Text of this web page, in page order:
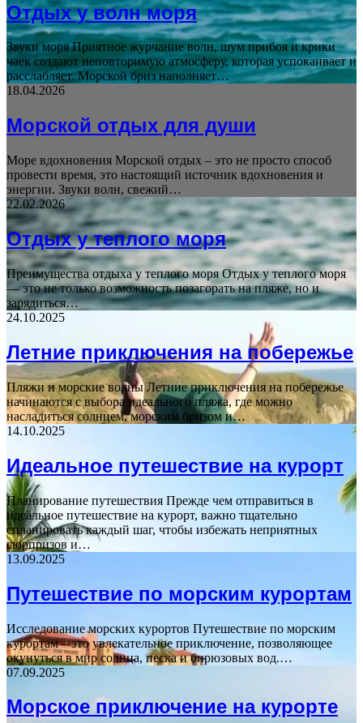
Отдых у волн моря
Звуки моря Приятное журчание волн, шум прибоя и крики
чаек создают неповторимую атмосферу, которая успокаивает и
расслабляет. Морской бриз наполняет…
18.04.2026
Морской отдых для души
Море вдохновения Морской отдых – это не просто способ
провести время, это настоящий источник вдохновения и
энергии. Звуки волн, свежий…
22.02.2026
Отдых у теплого моря
Преимущества отдыха у теплого моря Отдых у теплого моря
— это не только возможность позагорать на пляже, но и
зарядиться…
24.10.2025
Летние приключения на побережье
Пляжи и морские волны Летние приключения на побережье
начинаются с выбора идеального пляжа, где можно
насладиться солнцем, морским бризом и…
14.10.2025
Идеальное путешествие на курорт
Планирование путешествия Прежде чем отправиться в
идеальное путешествие на курорт, важно тщательно
спланировать каждый шаг, чтобы избежать неприятных
сюрпризов и…
13.09.2025
Путешествие по морским курортам
Исследование морских курортов Путешествие по морским
курортам – это увлекательное приключение, позволяющее
окунуться в мир солнца, песка и бирюзовых вод.…
07.09.2025
Морское приключение на курорте